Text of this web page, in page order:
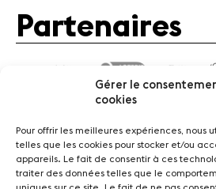
Gérer le
cookies
Pour offrir les meilleures expériences, nous
telles que les cookies pour stocker et/ou
appareils. Le fait de consentir à ces
traiter des données telles que le
Partenaires
ActualitésConcerts